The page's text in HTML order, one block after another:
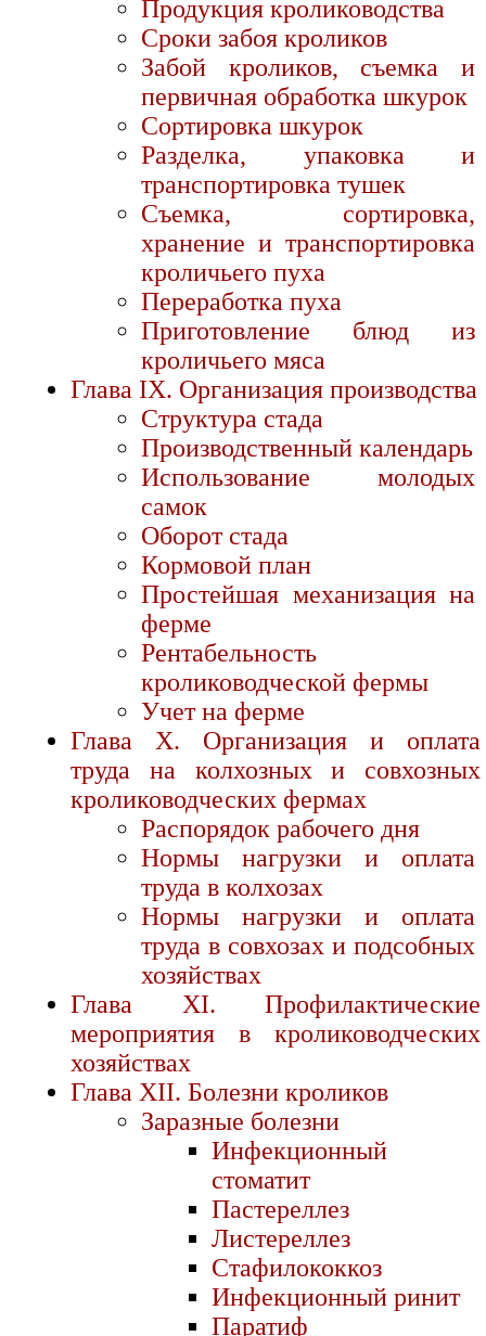
Продукция кролиководства
Сроки забоя кроликов
Забой кроликов, съемка и
первичная обработка шкурок
Сортировка шкурок
Разделка, упаковка и
транспортировка тушек
Съемка, сортировка,
хранение и транспортировка
кроличьего пуха
Переработка пуха
Приготовление блюд из
кроличьего мяса
Глава IX. Организация производства
Структура стада
Производственный календарь
Использование молодых
самок
Оборот стада
Кормовой план
Простейшая механизация на
ферме
Рентабельность
кролиководческой фермы
Учет на ферме
Глава X. Организация и оплата
труда на колхозных и совхозных
кролиководческих фермах
Распорядок рабочего дня
Нормы нагрузки и оплата
труда в колхозах
Нормы нагрузки и оплата
труда в совхозах и подсобных
хозяйствах
Глава XI. Профилактические
мероприятия в кролиководческих
хозяйствах
Глава XII. Болезни кроликов
Заразные болезни
Инфекционный
стоматит
Пастереллез
Листереллез
Стафилококкоз
Инфекционный ринит
Паратиф